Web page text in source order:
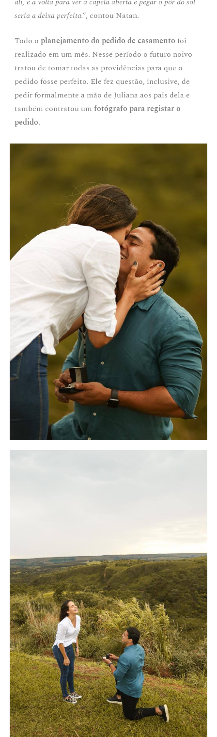
seria a deixa perfeita.”, contou Natan.
Todo o planejamento do pedido de casamento foi
realizado em um mês. Nesse período o futuro noivo
tratou de tomar todas as providências para que o
pedido fosse perfeito. Ele fez questão, inclusive, de
pedir formalmente a mão de Juliana aos pais dela e
também contratou um fotógrafo para registar o
pedido.